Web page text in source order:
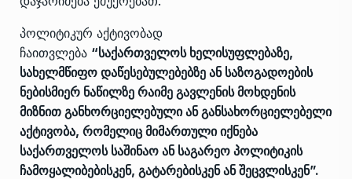
პოლიტიკურ აქტივობად
ჩაითვლება “საქართველოს ხელისუფლებაზე,
სახელმწიფო დაწესებულებებზე ან საზოგადოების
ნებისმიერ ნაწილზე რაიმე გავლენის მოხდენის
მიზნით განხორციელებული ან განსახორციელებელი
აქტივობა, რომელიც მიმართული იქნება
საქართველოს საშინაო ან საგარეო პოლიტიკის
ჩამოყალიბებისკენ, გატარებისკენ ან შეცვლისკენ”.